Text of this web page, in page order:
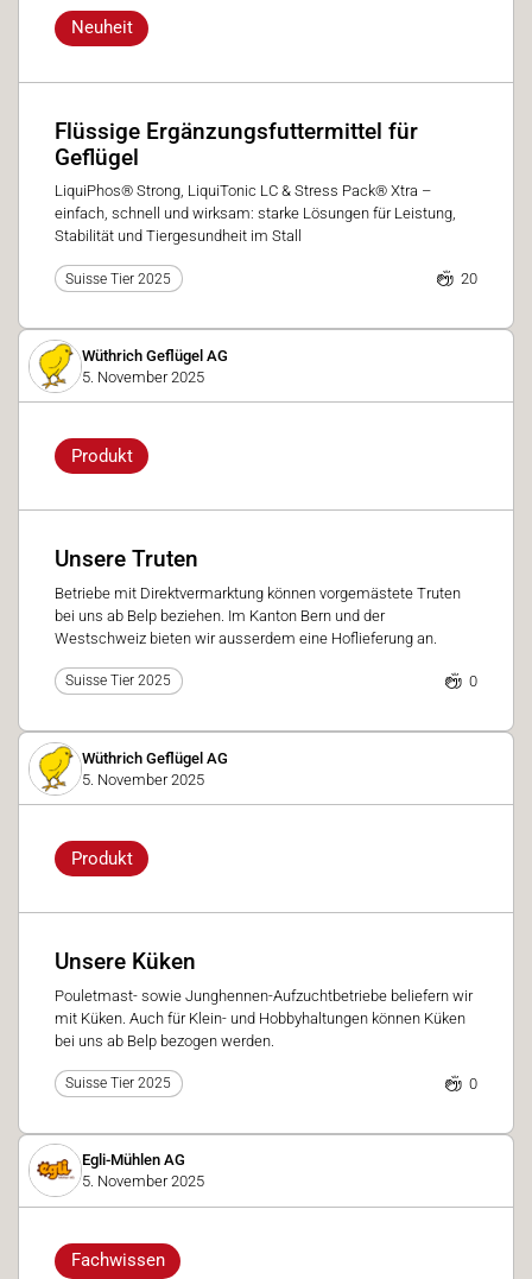
Neuheit
Flüssige Ergänzungsfuttermittel für
Geflügel
LiquiPhos® Strong, LiquiTonic LC & Stress Pack® Xtra –
einfach, schnell und wirksam: starke Lösungen für Leistung,
Stabilität und Tiergesundheit im Stall
Suisse Tier 2025 20
Wüthrich Geflügel AG
5. November 2025
Produkt
Unsere Truten
Betriebe mit Direktvermarktung können vorgemästete Truten
bei uns ab Belp beziehen. Im Kanton Bern und der
Westschweiz bieten wir ausserdem eine Hoflieferung an.
Suisse Tier 2025 0
Wüthrich Geflügel AG
5. November 2025
Produkt
Unsere Küken
Pouletmast- sowie Junghennen-Aufzuchtbetriebe beliefern wir
mit Küken. Auch für Klein- und Hobbyhaltungen können Küken
bei uns ab Belp bezogen werden.
Suisse Tier 2025 0
Egli-Mühlen AG
5. November 2025
Fachwissen